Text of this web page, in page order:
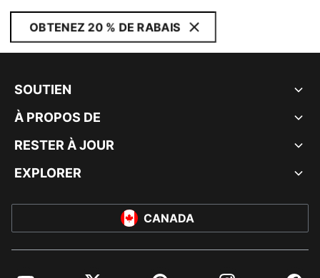
OBTENEZ 20 % DE RABAIS
SOUTIEN
À PROPOS DE
RESTER À JOUR
EXPLORER
CANADA